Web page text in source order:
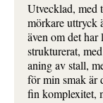
Utvecklad, med
mörkare uttryck
även om det
strukturerat,
aning av stall,
för min smak är
fin komplexitet,